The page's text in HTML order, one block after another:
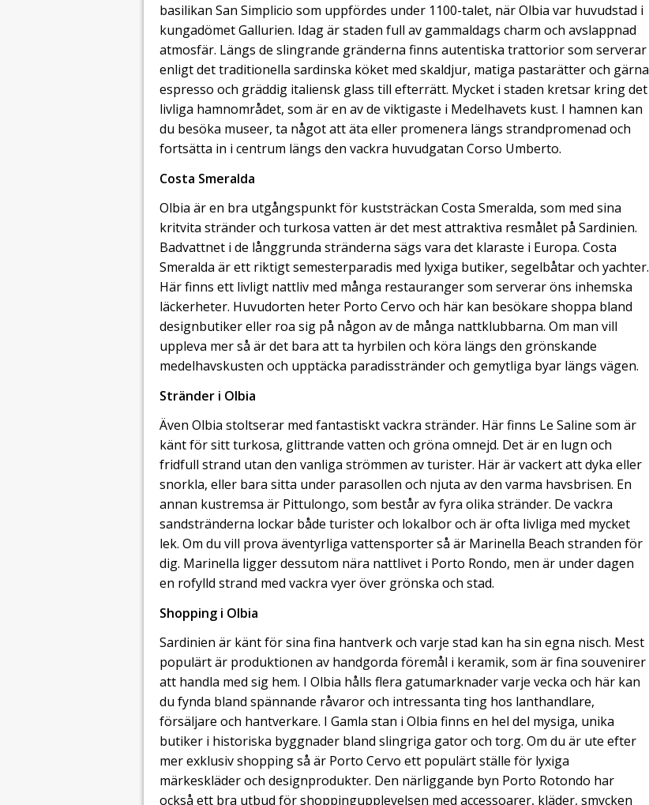
basilikan San Simplicio som uppfördes under 1100-talet, när Olbia var huvudstad i
kungadömet Gallurien. Idag är staden full av gammaldags charm och avslappnad
atmosfär. Längs de slingrande gränderna finns autentiska trattorior som serverar
enligt det traditionella sardinska köket med skaldjur, matiga pastarätter och gärna
espresso och gräddig italiensk glass till efterrätt. Mycket i staden kretsar kring det
livliga hamnområdet, som är en av de viktigaste i Medelhavets kust. I hamnen kan
du besöka museer, ta något att äta eller promenera längs strandpromenad och
fortsätta in i centrum längs den vackra huvudgatan Corso Umberto.
Costa Smeralda
Olbia är en bra utgångspunkt för kuststräckan Costa Smeralda, som med sina
kritvita stränder och turkosa vatten är det mest attraktiva resmålet på Sardinien.
Badvattnet i de långgrunda stränderna sägs vara det klaraste i Europa. Costa
Smeralda är ett riktigt semesterparadis med lyxiga butiker, segelbåtar och yachter.
Här finns ett livligt nattliv med många restauranger som serverar öns inhemska
läckerheter. Huvudorten heter Porto Cervo och här kan besökare shoppa bland
designbutiker eller roa sig på någon av de många nattklubbarna. Om man vill
uppleva mer så är det bara att ta hyrbilen och köra längs den grönskande
medelhavskusten och upptäcka paradisstränder och gemytliga byar längs vägen.
Stränder i Olbia
Även Olbia stoltserar med fantastiskt vackra stränder. Här finns Le Saline som är
känt för sitt turkosa, glittrande vatten och gröna omnejd. Det är en lugn och
fridfull strand utan den vanliga strömmen av turister. Här är vackert att dyka eller
snorkla, eller bara sitta under parasollen och njuta av den varma havsbrisen. En
annan kustremsa är Pittulongo, som består av fyra olika stränder. De vackra
sandstränderna lockar både turister och lokalbor och är ofta livliga med mycket
lek. Om du vill prova äventyrliga vattensporter så är Marinella Beach stranden för
dig. Marinella ligger dessutom nära nattlivet i Porto Rondo, men är under dagen
en rofylld strand med vackra vyer över grönska och stad.
Shopping i Olbia
Sardinien är känt för sina fina hantverk och varje stad kan ha sin egna nisch. Mest
populärt är produktionen av handgorda föremål i keramik, som är fina souvenirer
att handla med sig hem. I Olbia hålls flera gatumarknader varje vecka och här kan
du fynda bland spännande råvaror och intressanta ting hos lanthandlare,
försäljare och hantverkare. I Gamla stan i Olbia finns en hel del mysiga, unika
butiker i historiska byggnader bland slingriga gator och torg. Om du är ute efter
mer exklusiv shopping så är Porto Cervo ett populärt ställe för lyxiga
märkeskläder och designprodukter. Den närliggande byn Porto Rotondo har
också ett bra utbud för shoppingupplevelsen med accessoarer, kläder, smycken